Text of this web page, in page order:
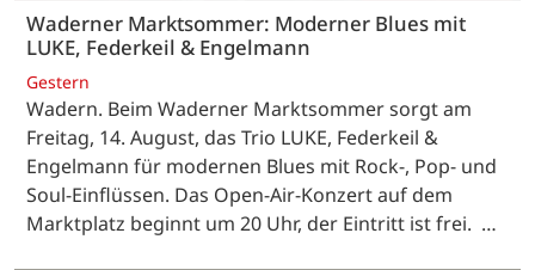
Waderner Marktsommer: Moderner Blues mit
LUKE, Federkeil & Engelmann
Gestern
Wadern. Beim Waderner Marktsommer sorgt am
Freitag, 14. August, das Trio LUKE, Federkeil &
Engelmann für modernen Blues mit Rock-, Pop- und
Soul-Einflüssen. Das Open-Air-Konzert auf dem
Marktplatz beginnt um 20 Uhr, der Eintritt ist frei. …